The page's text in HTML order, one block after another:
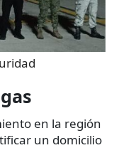
en la región
un domicilio